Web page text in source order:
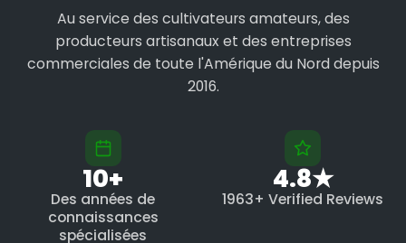
Au service des cultivateurs amateurs, des
producteurs artisanaux et des entreprises
commerciales de toute l'Amérique du Nord depuis
2016.
10+
Des années de
connaissances
spécialisées
4.8★
1963+ Verified Reviews